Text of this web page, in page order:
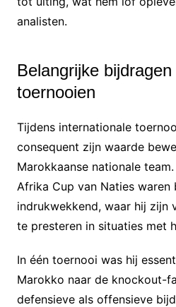
analisten.
Belangrijke
toernooien
Tijdens internationale
consequent zijn waarde
Marokkaanse nationale
Afrika Cup van Naties waren
indrukwekkend, waar hij zijn
te presteren in situaties met
In één toernooi was hij
Marokko naar de knockout-
defensieve als offensieve